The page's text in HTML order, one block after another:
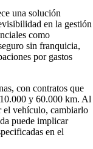
una solución
en la gestión
como
sin franquicia,
por gastos
con contratos que
y 60.000 km. Al
el vehículo, cambiarlo
puede implicar
en el